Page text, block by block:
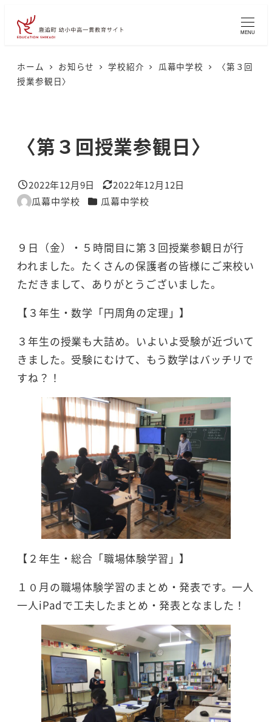
MENU
ホーム お知らせ 学校紹介 瓜幕中学校
〈第３回
授業参観日〉
〈第３回授業参観日〉
投稿日
2022年12月9日
更新日
2022年12月12日
著
瓜幕中学校 カテゴリー
瓜幕中学校
９日（金）・５時間目に第３回授業参観日が行
われました。たくさんの保護者の皆様にご来校い
ただきまして、ありがとうございました。
【３年生・数学「円周角の定理」】
３年生の授業も大詰め。いよいよ受験が近づいて
きました。受験にむけて、もう数学はバッチリで
すね？！
【２年生・総合「職場体験学習」】
１０月の職場体験学習のまとめ・発表です。一人
一人iPadで工夫したまとめ・発表となました！